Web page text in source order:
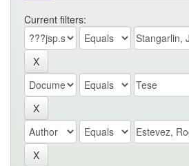
Current filters: